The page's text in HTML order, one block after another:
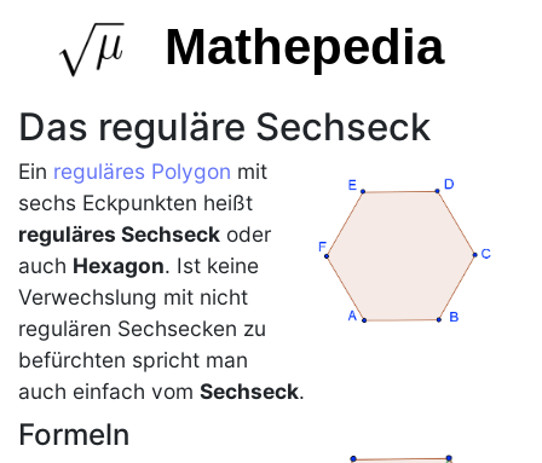
Mathepedia
Das reguläre Sechseck
Ein reguläres Polygon mit
sechs Eckpunkten heißt
reguläres Sechseck oder
auch Hexagon. Ist keine
Verwechslung mit nicht
regulären Sechsecken zu
befürchten spricht man
auch einfach vom Sechseck.
Formeln